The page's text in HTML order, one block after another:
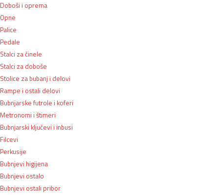
Doboši i oprema
Opne
Palice
Pedale
Stalci za činele
Stalci za doboše
Stolice za bubanj i delovi
Rampe i ostali delovi
Bubnjarske futrole i koferi
Metronomi i štimeri
Bubnjarski ključevi i inbusi
Filcevi
Perkusije
Bubnjevi higijena
Bubnjevi ostalo
Bubnjevi ostali pribor